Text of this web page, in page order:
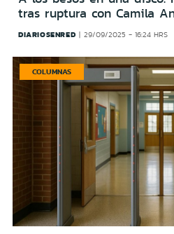
tras ruptura con Camila
DIARIOSENRED 29/09/2025 - 16:24 HRS
COLUMNAS